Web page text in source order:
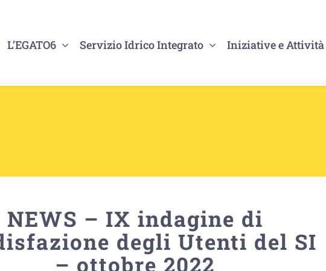
L’EGATO6 Servizio Idrico Integrato Iniziative e Attività
NEWS – IX indagine di
degli Utenti del SI
– ottobre 2022